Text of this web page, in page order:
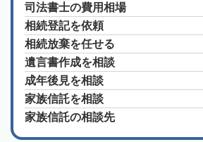
司法書士の費用相場
相続登記を依頼
相続放棄を任せる
遺言書作成を相談
成年後見を相談
家族信託を相談
家族信託の相談先